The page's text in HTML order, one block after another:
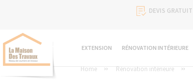
DEVIS GRATUIT
EXTENSION RÉNOVATION INTÉRIEURE
Home Rénovation intérieure